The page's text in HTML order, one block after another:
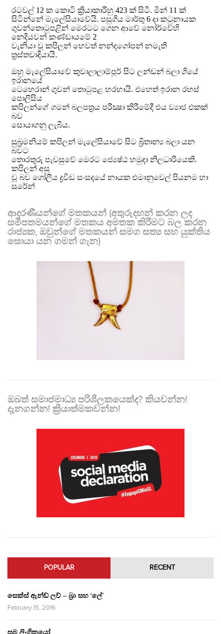
ආදරණීයන්ගේ මතකයන් (අතුරුදහන් කරන ලද
සමීපතමයන්ගේ මතකය අමතක කිරීමට බල කරන
රාජ්‍යක, ඔවුන්ගේ මතකයන් සමග සත්‍ය සහ යුක්තිය
සොයා යන ගමන් ගැන)
ඔබත් සමාජමාධ්‍ය පරිශීලකයෙක්ද? කියවන්න!
දැනගන්න! ක්‍රියාත්මකවන්න!
POPULAR RECENT
සෙක්ස් ඇන්ඩ් ලව් – බ්‍රා සහ ‘ලේ’
February 15, 2016
සම ලිංගිකයෝ